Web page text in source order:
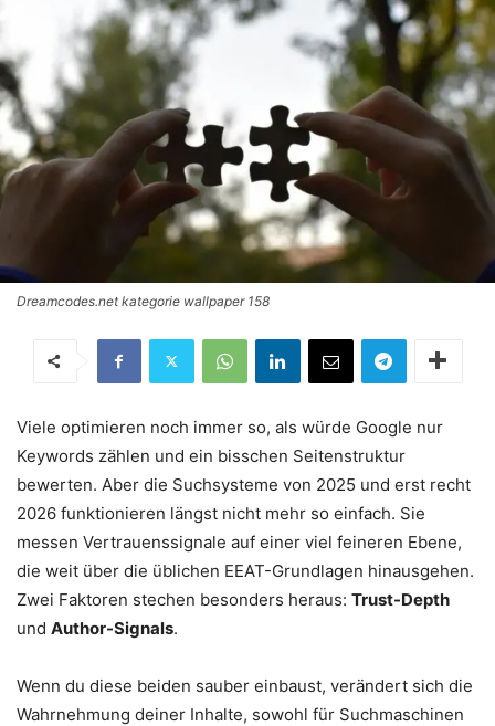
Dreamcodes.net kategorie wallpaper 158
Viele optimieren noch immer so, als würde Google nur
Keywords zählen und ein bisschen Seitenstruktur
bewerten. Aber die Suchsysteme von 2025 und erst recht
2026 funktionieren längst nicht mehr so einfach. Sie
messen Vertrauenssignale auf einer viel feineren Ebene,
die weit über die üblichen EEAT-Grundlagen hinausgehen.
Zwei Faktoren stechen besonders heraus: Trust-Depth
und Author-Signals.
Wenn du diese beiden sauber einbaust, verändert sich die
Wahrnehmung deiner Inhalte, sowohl für Suchmaschinen